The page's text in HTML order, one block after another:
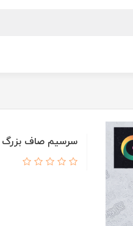
سرسیم صاف بزرگ